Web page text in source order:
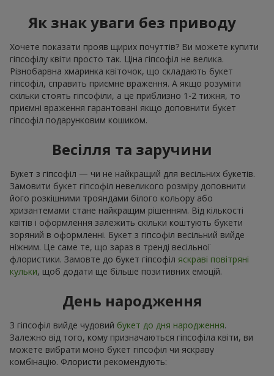
Як знак уваги без приводу
Хочете показати прояв щирих почуттів? Ви можете купити
гіпсофілу квіти просто так. Ціна гіпсофіл не велика.
Різнобарвна хмаринка квіточок, що складають букет
гіпсофіл, справить приємне враження. А якщо розуміти
скільки стоять гіпсофіли, а це приблизно 1-2 тижня, то
приємні враження гарантовані якщо доповнити букет
гіпсофіл подарунковим кошиком.
Весілля та заручини
Букет з гіпсофіл — чи не найкращий для весільних букетів.
Замовити букет гіпсофіл невеликого розміру доповнити
його розкішними трояндами білого кольору або
хризантемами стане найкращим рішенням. Від кількості
квітів і оформлення залежить скільки коштують букети
зоряний в оформленні. Букет з гіпсофіл весільний вийде
ніжним. Це саме те, що зараз в тренді весільної
флористики. Замовте до букет гіпсофіл яскраві повітряні
кульки, щоб додати ще більше позитивних емоцій.
День народження
З гіпсофіл вийде чудовий букет до дня народження.
Залежно від того, кому призначаються гіпсофіла квіти, ви
можете вибрати моно букет гіпсофіл чи яскраву
комбінацію. Флористи рекомендують: